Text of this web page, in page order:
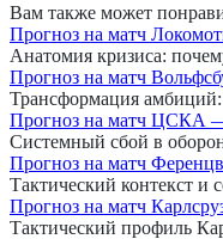
Вам также может
Прогноз на матч
Анатомия кризиса:
Прогноз на матч
Трансформация
Прогноз на матч ЦСКА —
Системный сбой в
Прогноз на матч
Тактический контекст и
Прогноз на матч
Тактический профиль